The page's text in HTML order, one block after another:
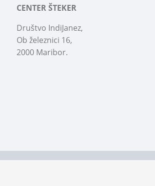
CENTER ŠTEKER
Društvo IndiJanez,
Ob železnici 16,
2000 Maribor.